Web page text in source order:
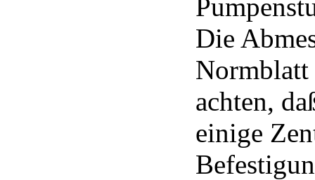
Die
Normblatt
achten,
einige